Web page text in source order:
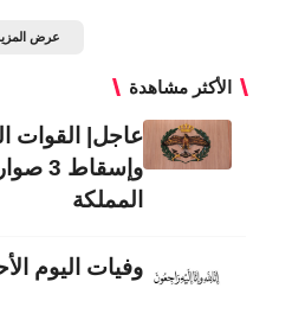
عرض
الأكثر مشاهدة
عاجل| القوات
المملكة
وفيات اليوم الأحد 2026/